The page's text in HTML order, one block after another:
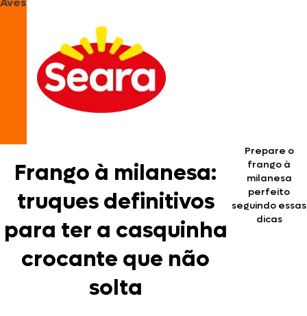
Frango à milanesa:
truques definitivos
para ter a casquinha
crocante que não
solta
Prepare o
frango à
milanesa
perfeito
seguindo essas
dicas